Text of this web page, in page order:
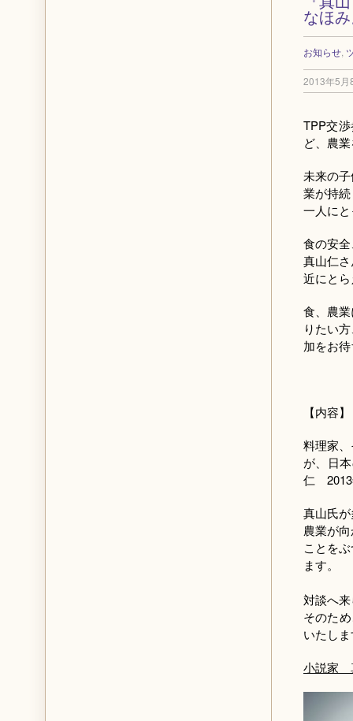
なほ
お知らせ,
2013年5月
TPP交
ど、農
未来の
業が持
一人に
食の安
真山仁
近にと
食、農
りたい
加をお
【内容】
料理家
が、日
仁 2013
真山氏
農業が
ことを
ます。
対談へ
そのた
いたし
小説家